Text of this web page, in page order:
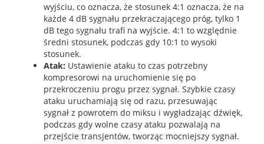
wyjściu, co oznacza, że stosunek 4:1 oznacza, że na
każde 4 dB sygnału przekraczającego próg, tylko 1
dB tego sygnału trafi na wyjście. 4:1 to względnie
średni stosunek, podczas gdy 10:1 to wysoki
stosunek.
Atak: Ustawienie ataku to czas potrzebny
kompresorowi na uruchomienie się po
przekroczeniu progu przez sygnał. Szybkie czasy
ataku uruchamiają się od razu, przesuwając
sygnał z powrotem do miksu i wygładzając dźwięk,
podczas gdy wolne czasy ataku pozwalają na
przejście transjentów, tworząc mocniejszy sygnał.